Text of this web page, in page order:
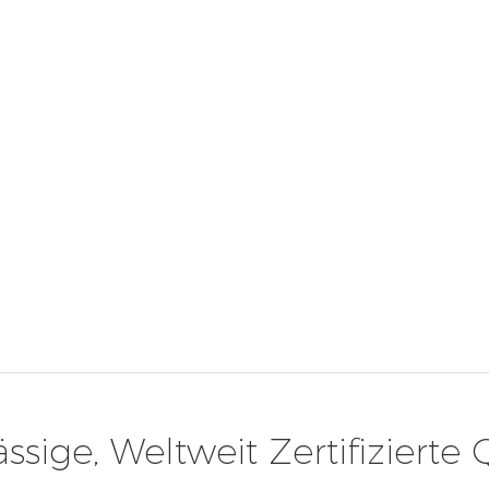
Weltweit Zertifizierte